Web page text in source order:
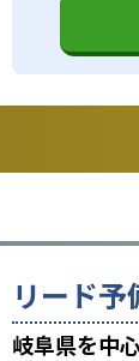
リード予
岐阜県を中